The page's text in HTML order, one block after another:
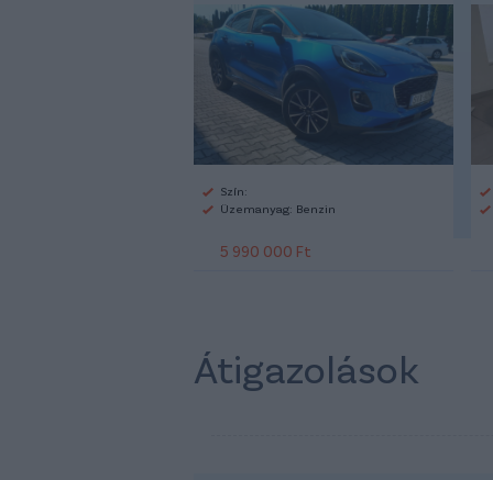
Szín:
Üzemanyag: Benzin
5 990 000 Ft
Átigazolások